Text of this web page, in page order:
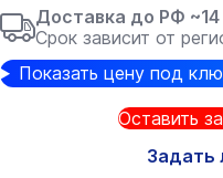
Доставка до РФ
Срок зависит от
Показать цену под
Оставить
Задать